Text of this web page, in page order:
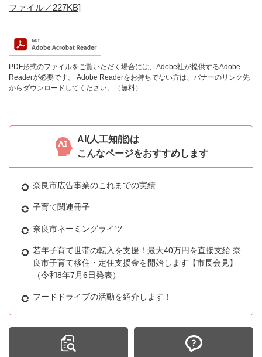
ファイル／227KB]
PDF形式のファイルをご覧いただく場合には、Adobe社が提供するAdobe
Readerが必要です。
Adobe Readerをお持ちでない方は、バナーのリンク先
からダウンロードしてください。（無料）
AI(人工知能)は
こんなページをおすすめします
奈良市広告事業のこれまでの実績
子育て関連冊子
奈良市ネーミングライツ
若年子育て世帯の転入を支援！最大40万円を直接支給 奈
良市子育て移住・定住支援金を開始します【市長会見】
（令和8年7月6日発表）
フードドライブの活動を紹介します！